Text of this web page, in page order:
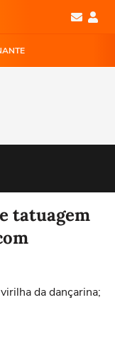
tatuagem
da dançarina;